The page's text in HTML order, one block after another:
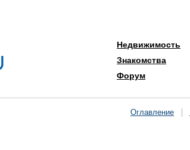
Недвижимость
Знакомства
Форум
Оглавление